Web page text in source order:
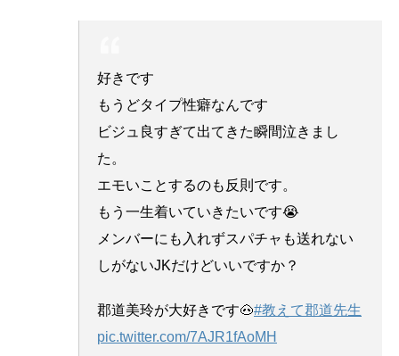
好きです
もうどタイプ性癖なんです
ビジュ良すぎて出てきた瞬間泣きまし
た。
エモいことするのも反則です。
もう一生着いていきたいです😭
メンバーにも入れずスパチャも送れない
しがないJKだけどいいですか？
郡道美玲が大好きです🐽#教えて郡道先生
pic.twitter.com/7AJR1fAoMH